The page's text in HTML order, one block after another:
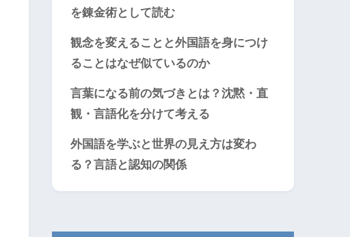
を錬金術として読む
観念を変えることと外国語を身につけ
ることはなぜ似ているのか
言葉になる前の気づきとは？沈黙・直
観・言語化を分けて考える
外国語を学ぶと世界の見え方は変わ
る？言語と認知の関係